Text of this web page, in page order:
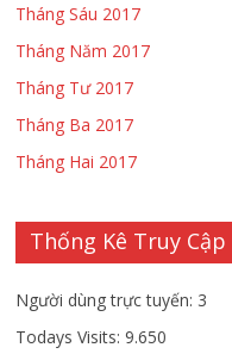
Tháng Sáu 2017
Tháng Năm 2017
Tháng Tư 2017
Tháng Ba 2017
Tháng Hai 2017
Thống Kê Truy Cập
Người dùng trực tuyến: 3
Todays Visits:9.650